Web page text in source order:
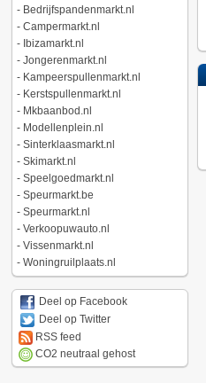
- Bedrijfspandenmarkt.nl
- Campermarkt.nl
- Ibizamarkt.nl
- Jongerenmarkt.nl
- Kampeerspullenmarkt.nl
- Kerstspullenmarkt.nl
- Mkbaanbod.nl
- Modellenplein.nl
- Sinterklaasmarkt.nl
- Skimarkt.nl
- Speelgoedmarkt.nl
- Speurmarkt.be
- Speurmarkt.nl
- Verkoopuwauto.nl
- Vissenmarkt.nl
- Woningruilplaats.nl
Deel op Facebook
Deel op Twitter
RSS feed
CO2 neutraal gehost